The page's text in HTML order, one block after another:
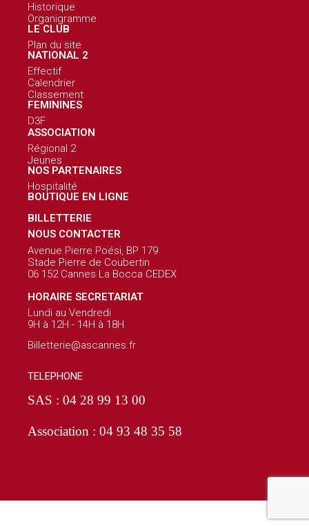
Historique
Organigramme
LE CLUB
Plan du site
NATIONAL 2
Effectif
Calendrier
Classement
FEMININES
D3F
ASSOCIATION
Régional 2
Jeunes
NOS PARTENAIRES
Hospitalité
BOUTIQUE EN LIGNE
BILLETTERIE
NOUS CONTACTER
Avenue Pierre Poési, BP 179
Stade Pierre de Coubertin
06 152 Cannes La Bocca CEDEX
HORAIRE SECRETARIAT
Lundi au Vendredi
9H à 12H - 14H à 18H
Billetterie@ascannes.fr
TELEPHONE
SAS : 04 28 99 13 00
Association : 04 93 48 35 58